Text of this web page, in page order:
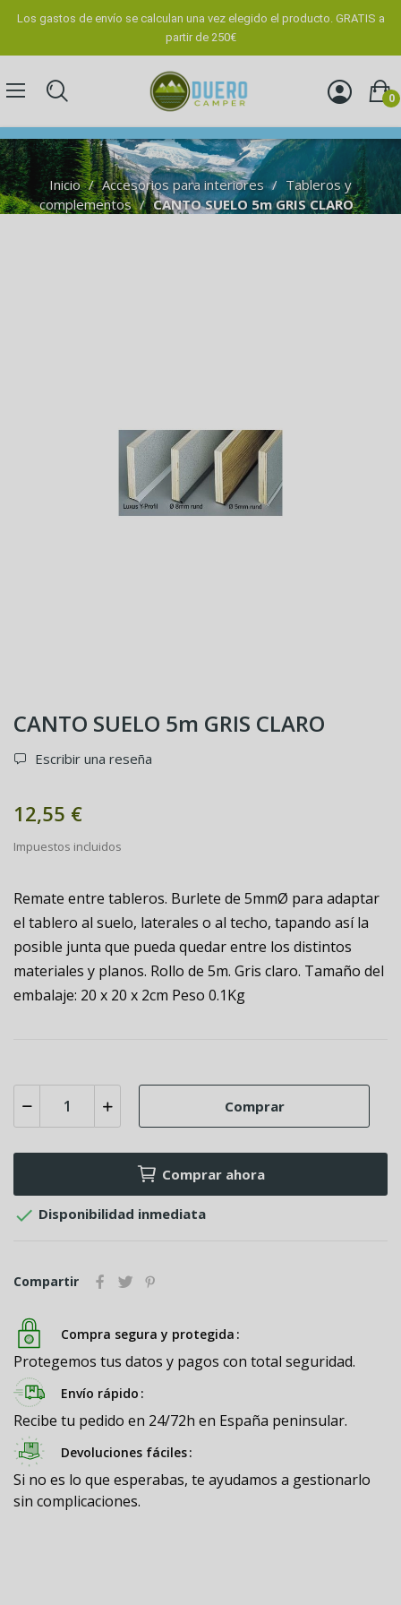
Los gastos de envío se calculan una vez elegido el producto. GRATIS a
partir de 250€
0
Inicio Accesorios para interiores
Tableros y
complementos
CANTO SUELO 5m GRIS CLARO
CANTO SUELO 5m GRIS CLARO
Escribir una reseña
12,55 €
Impuestos incluidos
Remate entre tableros. Burlete de 5mmØ para adaptar
el tablero al suelo, laterales o al techo, tapando así la
posible junta que pueda quedar entre los distintos
materiales y planos. Rollo de 5m. Gris claro. Tamaño del
embalaje: 20 x 20 x 2cm Peso 0.1Kg
Comprar
Comprar ahora
 Disponibilidad inmediata
Compartir
Compra segura y protegida
Protegemos tus datos y pagos con total seguridad.
Envío rápido
Recibe tu pedido en 24/72h en España peninsular.
Devoluciones fáciles
Si no es lo que esperabas, te ayudamos a gestionarlo
sin complicaciones.